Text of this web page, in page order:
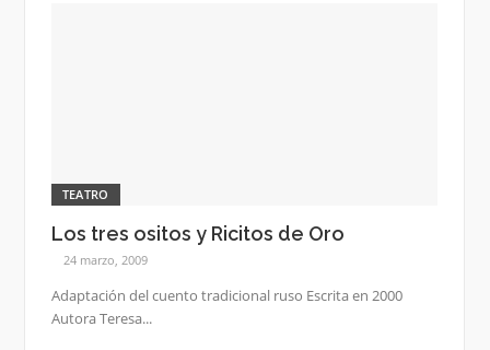
TEATRO
Los tres ositos y Ricitos de Oro
24 marzo, 2009
Adaptación del cuento tradicional ruso Escrita en 2000
Autora Teresa...